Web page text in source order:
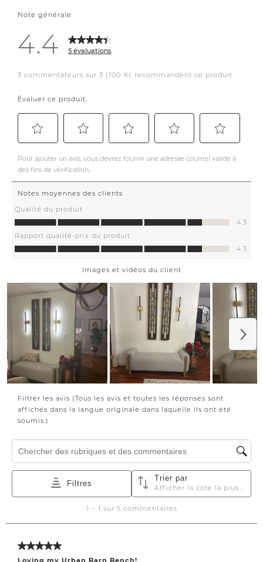
From the warmth of the
wood, to the softness of
the textiles, to the
balance in the styling…
want to exhale the
second you walk in.
Neutral doesn’t mean
boring. It means
controlled. It means
elevated. It means you
got it right. Bringing
Your Space To Life ✨ —
Chelsea
#novaluxdesigns
#interiordesign
#vernonbc
#okanagandesign
#bedroomdesign